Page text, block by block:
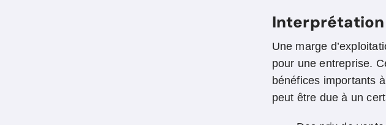
Interprétation
Une marge
pour une entreprise.
bénéfices importants
peut être due à un